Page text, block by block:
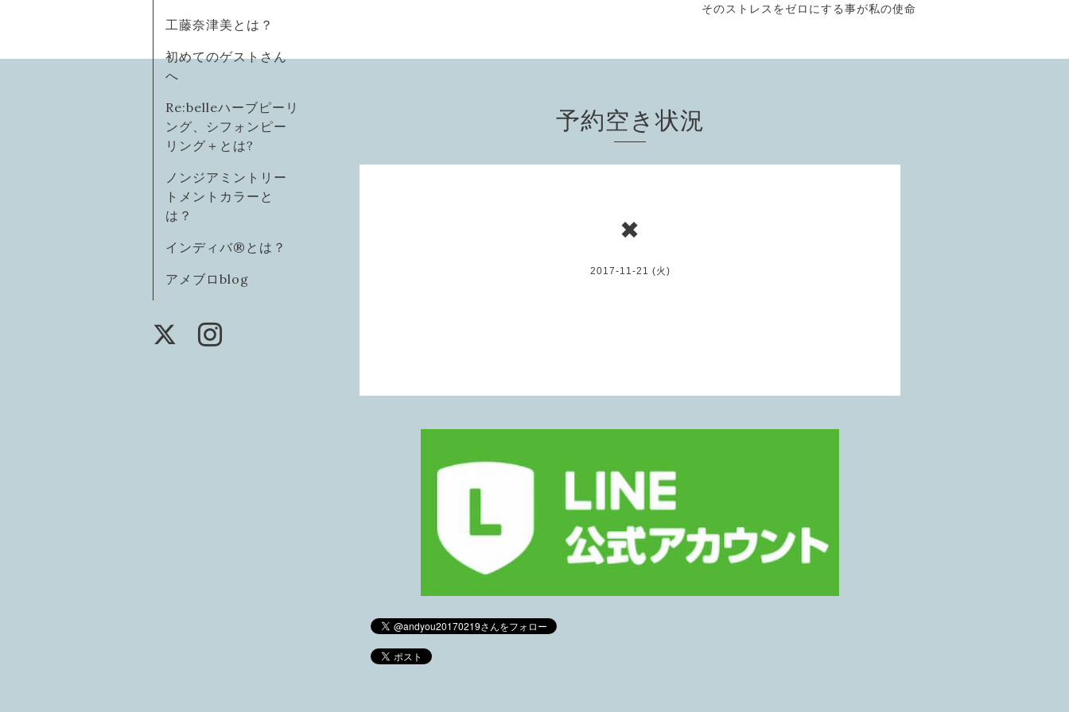
そのストレスをゼロにする事が私の使命
工藤奈津美とは？
初めてのゲストさん
へ
Re:belleハーブピーリ
ング、シフォンピー
リング＋とは?
ノンジアミントリー
トメントカラーと
は？
インディバ®️とは？
アメブロblog
予約空き状況
✖
2017-11-21 (火)